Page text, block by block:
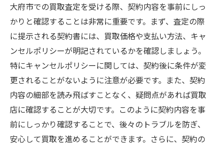
大府市での買取査定を受ける際、契約内容を事前にしっ
かりと確認することは非常に重要です。まず、査定の際
に提示される契約書には、買取価格や支払い方法、キャ
ンセルポリシーが明記されているかを確認しましょう。
特にキャンセルポリシーに関しては、契約後に条件が変
更されることがないように注意が必要です。また、契約
内容の細部を読み飛ばすことなく、疑問点があれば買取
店に確認することが大切です。このように契約内容を事
前にしっかり確認することで、後々のトラブルを防ぎ、
安心して買取を進めることができます。さらに、契約の